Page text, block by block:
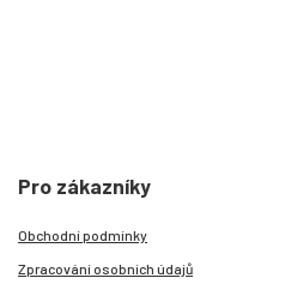
Pro zákazníky
Obchodní podmínky
Zpracování osobních údajů